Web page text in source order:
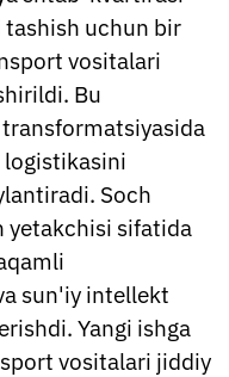
uchun bir
vositalari
Bu
Soch
yetakchisi sifatida
sun'iy intellekt
Yangi ishga
vositalari jiddiy